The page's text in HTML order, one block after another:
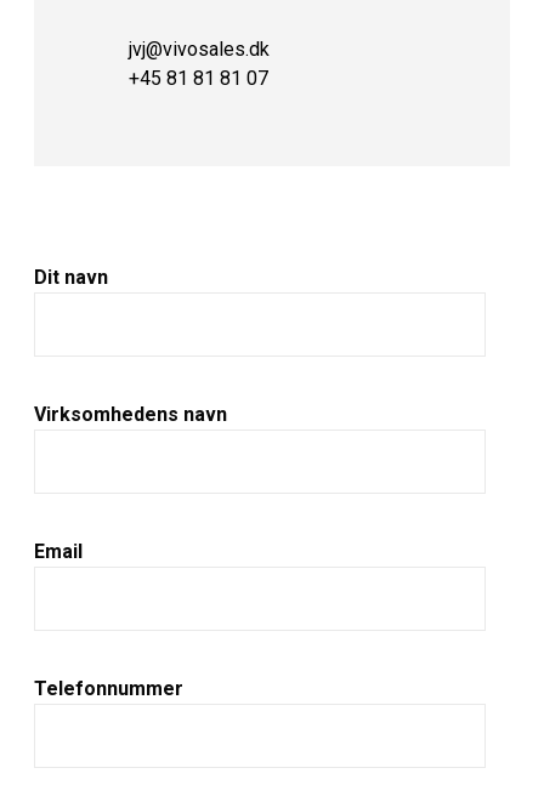
jvj@vivosales.dk
+45 81 81 81 07
Dit navn
Virksomhedens navn
Email
Telefonnummer